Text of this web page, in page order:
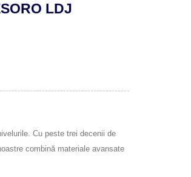
LDJ
Cu peste trei decenii de
combină materiale avansate